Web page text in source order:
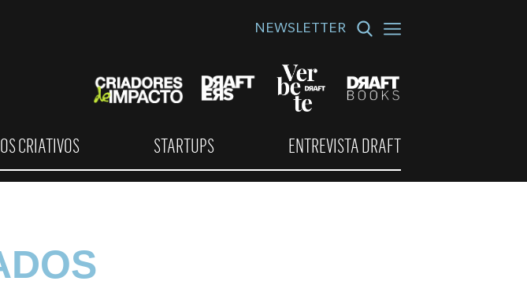
NEWSLETTER
CRIATIVOS STARTUPS ENTREVISTA DRAFT